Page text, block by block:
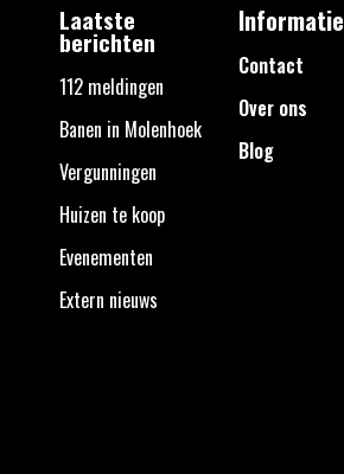
Laatste
berichten
112 meldingen
Banen in Molenhoek
Vergunningen
Huizen te koop
Evenementen
Extern nieuws
Informatie
Contact
Over ons
Blog